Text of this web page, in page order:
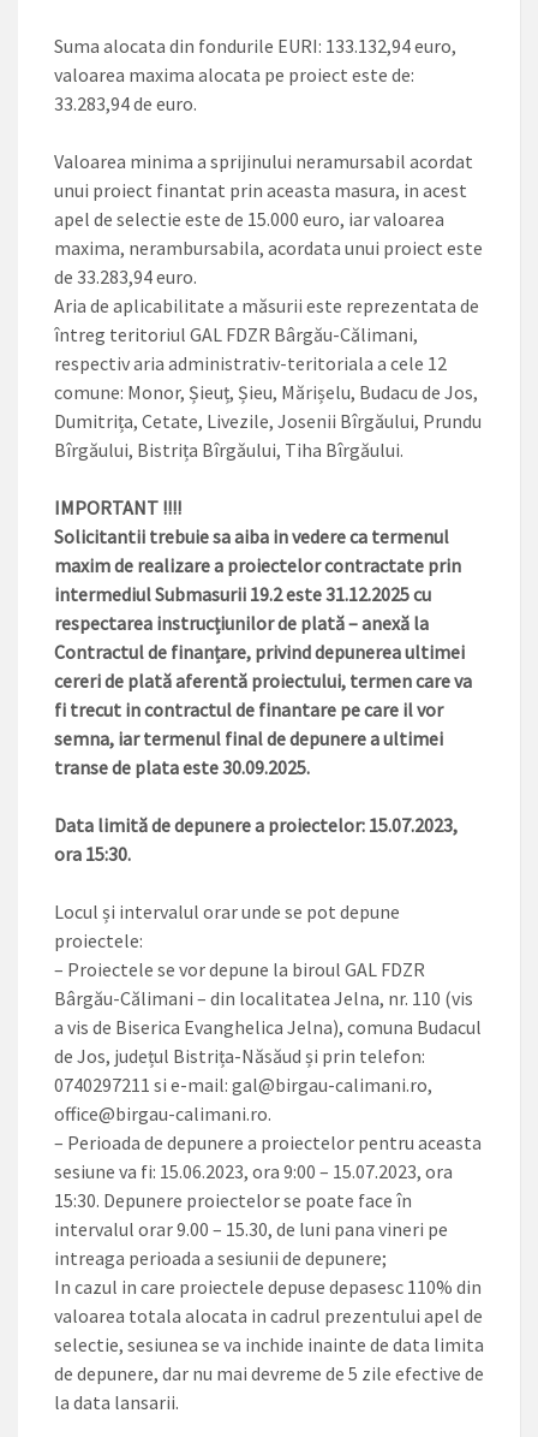
Suma alocata din fondurile EURI: 133.132,94 euro,
valoarea maxima alocata pe proiect este de:
33.283,94 de euro.
Valoarea minima a sprijinului neramursabil acordat
unui proiect finantat prin aceasta masura, in acest
apel de selectie este de 15.000 euro, iar valoarea
maxima, nerambursabila, acordata unui proiect este
de 33.283,94 euro.
Aria de aplicabilitate a măsurii este reprezentata de
întreg teritoriul GAL FDZR Bârgău-Călimani,
respectiv aria administrativ-teritoriala a cele 12
comune: Monor, Șieuț, Șieu, Mărișelu, Budacu de Jos,
Dumitrița, Cetate, Livezile, Josenii Bîrgăului, Prundu
Bîrgăului, Bistrița Bîrgăului, Tiha Bîrgăului.
IMPORTANT !!!!
Solicitantii trebuie sa aiba in vedere ca termenul
maxim de realizare a proiectelor contractate prin
intermediul Submasurii 19.2 este 31.12.2025 cu
respectarea instrucțiunilor de plată – anexă la
Contractul de finanțare, privind depunerea ultimei
cereri de plată aferentă proiectului, termen care va
fi trecut in contractul de finantare pe care il vor
semna, iar termenul final de depunere a ultimei
transe de plata este 30.09.2025.
Data limită de depunere a proiectelor: 15.07.2023,
ora 15:30.
Locul și intervalul orar unde se pot depune
proiectele:
– Proiectele se vor depune la biroul GAL FDZR
Bârgău-Călimani – din localitatea Jelna, nr. 110 (vis
a vis de Biserica Evanghelica Jelna), comuna Budacul
de Jos, județul Bistrița-Năsăud și prin telefon:
0740297211 si e-mail: gal@birgau-calimani.ro,
office@birgau-calimani.ro.
– Perioada de depunere a proiectelor pentru aceasta
sesiune va fi: 15.06.2023, ora 9:00 – 15.07.2023, ora
15:30. Depunere proiectelor se poate face în
intervalul orar 9.00 – 15.30, de luni pana vineri pe
intreaga perioada a sesiunii de depunere;
In cazul in care proiectele depuse depasesc 110% din
valoarea totala alocata in cadrul prezentului apel de
selectie, sesiunea se va inchide inainte de data limita
de depunere, dar nu mai devreme de 5 zile efective de
la data lansarii.